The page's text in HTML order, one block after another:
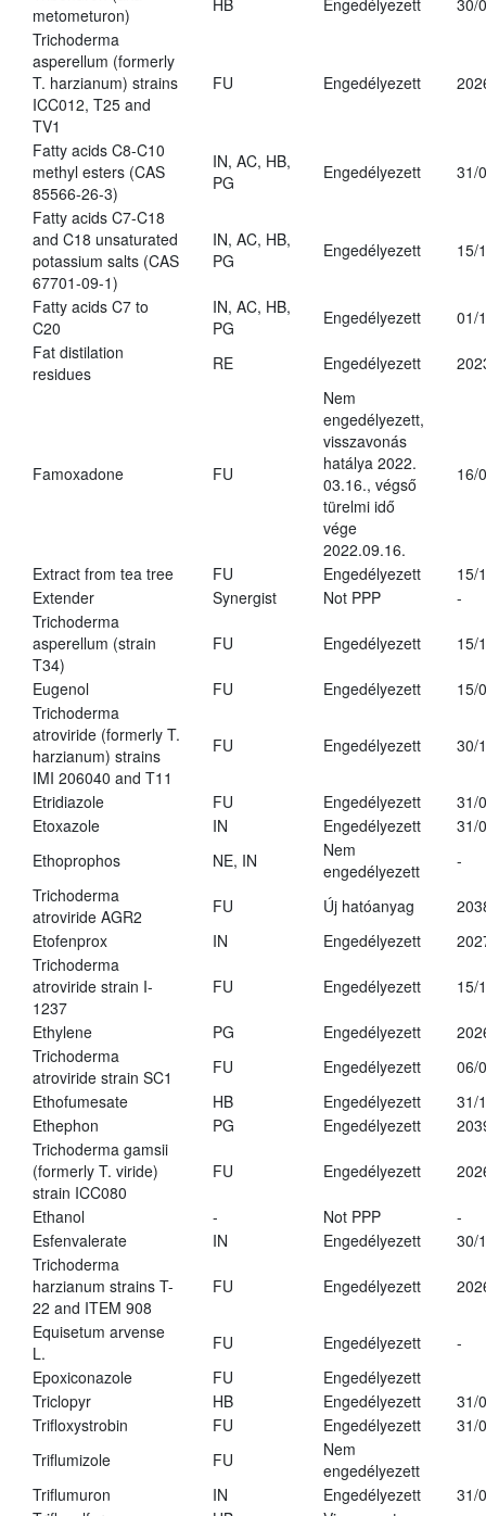
metometuron)
HB Engedélyezett
30/
Trichoderma
asperellum (formerly
T. harzianum) strains
ICC012, T25 and
TV1
FU Engedélyezett
Fatty acids C8-C10
methyl esters (CAS
85566-26-3)
IN, AC, HB,
PG
Engedélyezett 31/
Fatty acids C7-C18
and C18 unsaturated
potassium salts (CAS
67701-09-1)
IN, AC, HB,
PG
Engedélyezett 15/
Fatty acids C7 to
C20
IN, AC, HB,
PG
Engedélyezett
01/
Fat distilation
residues
RE Engedélyezett
Famoxadone FU
Nem
engedélyezett,
visszavonás
hatálya 2022.
03.16., végső
türelmi idő
vége
2022.09.16.
16/
Extract from tea tree FU Engedélyezett
15/
Extender
Synergist Not PPP
-
Trichoderma
asperellum (strain
T34)
FU Engedélyezett 15/
Eugenol FU Engedélyezett
15/
Trichoderma
atroviride (formerly T.
harzianum) strains
IMI 206040 and T11
FU Engedélyezett 30/
Etridiazole FU Engedélyezett
31/
Etoxazole
IN Engedélyezett
31/
Ethoprophos
NE, IN
Nem
engedélyezett
-
Trichoderma
atroviride AGR2
FU Új hatóanyag
Etofenprox
IN Engedélyezett
Trichoderma
atroviride strain I-
1237
FU Engedélyezett 15/
Ethylene PG Engedélyezett
Trichoderma
atroviride strain SC1
FU Engedélyezett
06/
Ethofumesate
HB Engedélyezett
31/
Ethephon
PG Engedélyezett
Trichoderma gamsii
(formerly T. viride)
strain ICC080
FU Engedélyezett
Ethanol - Not PPP
-
Esfenvalerate
IN Engedélyezett
30/
Trichoderma
harzianum strains T-
22 and ITEM 908
FU Engedélyezett
Equisetum arvense
L.
FU Engedélyezett
-
Epoxiconazole
FU
Engedélyezett
Triclopyr
HB Engedélyezett
31/
Trifloxystrobin
FU Engedélyezett
31/
Triflumizole
FU
Nem
engedélyezett
Triflumuron
IN Engedélyezett
31/